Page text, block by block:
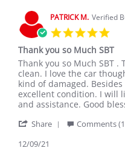
PATRICK M. Verified
Thank you so Much SBT
Review
by
PATRICK
M.
on
Dec
review
stating
Thank
you
so
SBT
Thank you so Much SBT
clean. I love the car
kind of damaged.
excellent condition. I will
and assistance. Good
Share
Comments
12/09/21